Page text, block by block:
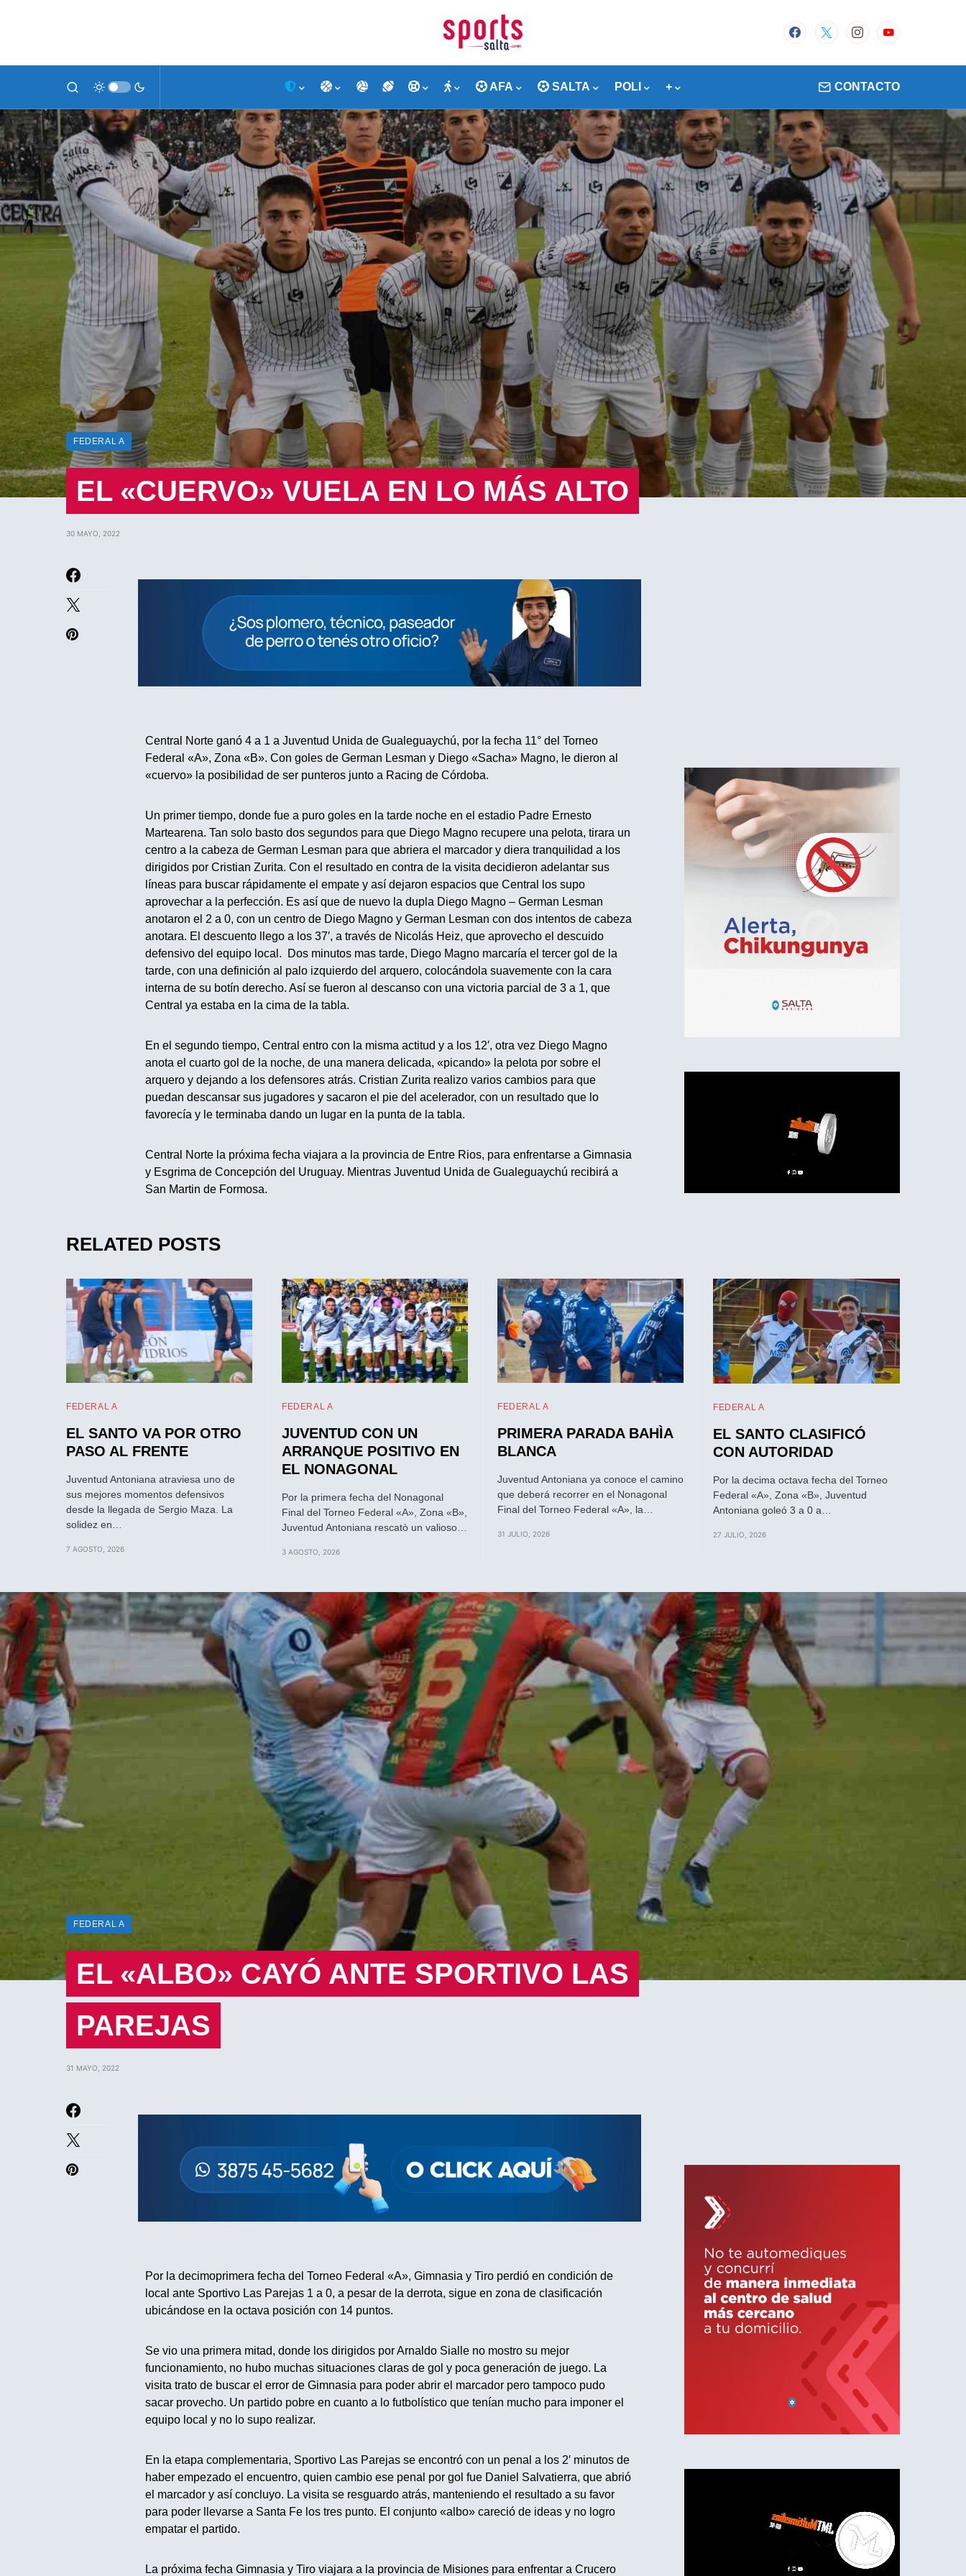
AFA SALTA POLI + CONTACTO
FEDERAL A
EL «CUERVO» VUELA EN LO MÁS ALTO
30 MAYO, 2022
Central Norte ganó 4 a 1 a Juventud Unida de Gualeguaychú, por la fecha 11° del Torneo
Federal «A», Zona «B». Con goles de German Lesman y Diego «Sacha» Magno, le dieron al
«cuervo» la posibilidad de ser punteros junto a Racing de Córdoba.
Un primer tiempo, donde fue a puro goles en la tarde noche en el estadio Padre Ernesto
Martearena. Tan solo basto dos segundos para que Diego Magno recupere una pelota, tirara un
centro a la cabeza de German Lesman para que abriera el marcador y diera tranquilidad a los
dirigidos por Cristian Zurita. Con el resultado en contra de la visita decidieron adelantar sus
líneas para buscar rápidamente el empate y así dejaron espacios que Central los supo
aprovechar a la perfección. Es así que de nuevo la dupla Diego Magno – German Lesman
anotaron el 2 a 0, con un centro de Diego Magno y German Lesman con dos intentos de cabeza
anotara. El descuento llego a los 37′, a través de Nicolás Heiz, que aprovecho el descuido
defensivo del equipo local. Dos minutos mas tarde, Diego Magno marcaría el tercer gol de la
tarde, con una definición al palo izquierdo del arquero, colocándola suavemente con la cara
interna de su botín derecho. Así se fueron al descanso con una victoria parcial de 3 a 1, que
Central ya estaba en la cima de la tabla.
En el segundo tiempo, Central entro con la misma actitud y a los 12′, otra vez Diego Magno
anota el cuarto gol de la noche, de una manera delicada, «picando» la pelota por sobre el
arquero y dejando a los defensores atrás. Cristian Zurita realizo varios cambios para que
puedan descansar sus jugadores y sacaron el pie del acelerador, con un resultado que lo
favorecía y le terminaba dando un lugar en la punta de la tabla.
Central Norte la próxima fecha viajara a la provincia de Entre Rios, para enfrentarse a Gimnasia
y Esgrima de Concepción del Uruguay. Mientras Juventud Unida de Gualeguaychú recibirá a
San Martin de Formosa.
RELATED POSTS
FEDERAL A
EL SANTO VA POR OTRO
PASO AL FRENTE
Juventud Antoniana atraviesa uno de
sus mejores momentos defensivos
desde la llegada de Sergio Maza. La
solidez en…
7 AGOSTO, 2026
FEDERAL A
JUVENTUD CON UN
ARRANQUE POSITIVO EN
EL NONAGONAL
Por la primera fecha del Nonagonal
Final del Torneo Federal «A», Zona «B»,
Juventud Antoniana rescatò un valioso…
3 AGOSTO, 2026
FEDERAL A
PRIMERA PARADA BAHÌA
BLANCA
Juventud Antoniana ya conoce el camino
que deberá recorrer en el Nonagonal
Final del Torneo Federal «A», la…
31 JULIO, 2026
FEDERAL A
EL SANTO CLASIFICÓ
CON AUTORIDAD
Por la decima octava fecha del Torneo
Federal «A», Zona «B», Juventud
Antoniana goleó 3 a 0 a…
27 JULIO, 2026
FEDERAL A
EL «ALBO» CAYÓ ANTE SPORTIVO LAS
PAREJAS
31 MAYO, 2022
Por la decimoprimera fecha del Torneo Federal «A», Gimnasia y Tiro perdió en condición de
local ante Sportivo Las Parejas 1 a 0, a pesar de la derrota, sigue en zona de clasificación
ubicándose en la octava posición con 14 puntos.
Se vio una primera mitad, donde los dirigidos por Arnaldo Sialle no mostro su mejor
funcionamiento, no hubo muchas situaciones claras de gol y poca generación de juego. La
visita trato de buscar el error de Gimnasia para poder abrir el marcador pero tampoco pudo
sacar provecho. Un partido pobre en cuanto a lo futbolístico que tenían mucho para imponer el
equipo local y no lo supo realizar.
En la etapa complementaria, Sportivo Las Parejas se encontró con un penal a los 2′ minutos de
haber empezado el encuentro, quien cambio ese penal por gol fue Daniel Salvatierra, que abrió
el marcador y así concluyo. La visita se resguardo atrás, manteniendo el resultado a su favor
para poder llevarse a Santa Fe los tres punto. El conjunto «albo» careció de ideas y no logro
empatar el partido.
La próxima fecha Gimnasia y Tiro viajara a la provincia de Misiones para enfrentar a Crucero